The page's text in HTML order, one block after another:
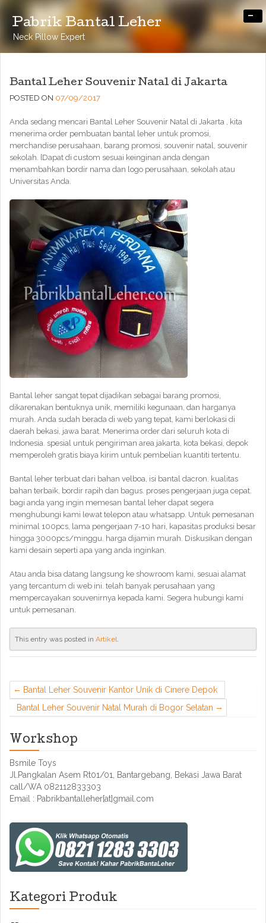
Pabrik Bantal Leher
Neck Pillow Expert
-
Bantal Leher Souvenir Natal di Jakarta
POSTED ON 07/09/2017
Anda sedang mencari Bantal Leher Souvenir Natal di Jakarta , kita
menerima order pembuatan bantal leher untuk promosi,
merchandise perusahaan, barang promosi, souvenir natal, souvenir
sekolah. [Dapat di custom sesuai keinginan anda dengan
menambahkan bordir nama dan logo perusahaan, sekolah atau
Universitas Anda.
Bantal leher sangat tepat dijadikan sebagai barang promosi,
dikarenakan bentuknya unik, memiliki kegunaan, dan harganya
murah. Anda sudah berada di web yang tepat, kami berlokasi di
daerah bekasi, jawa barat. Menerima order dari seluruh kota di
Indonesia. spesial untuk pengiriman area jakarta, kota bekasi, depok
memperoleh gratis biaya kirim untuk pembelian kuantiti tertentu.
Bantal leher terbuat dari bahan velboa, isi bantal dacron. kualitas
bahan terbaik, bordir rapih dan bagus. proses pengerjaan juga cepat.
bagi anda yang ingin memesan bantal leher dapat segera
menghubungi kami lewat telepon atau whatsapp. Untuk pemesanan
minimal 100pcs, lama pengerjaan 7-10 hari, kapasitas produksi besar
hingga 3000pcs/minggu. harga dijamin murah. Diskusikan dengan
kami desain seperti apa yang anda inginkan.
Atau anda bisa datang langsung ke showroom kami, sesuai alamat
yang tercantum di web ini. telah banyak perusahaan yang
mempercayakan souvenirnya kepada kami. Segera hubungi kami
untuk pemesanan.
This entry was posted in Artikel.
Bantal Leher Souvenir Kantor Unik di Cinere Depok
Bantal Leher Souvenir Natal Murah di Bogor Selatan
Workshop
Bsmile Toys
Jl.Pangkalan Asem Rt01/01, Bantargebang, Bekasi Jawa Barat
call/WA 082112833303
Email : Pabrikbantalleher[at]gmail.com
Kategori Produk